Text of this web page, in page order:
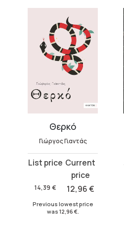
Θερκό
Γιώργος Γιαντάς
14,39 €
Original
was:
12,96€
Current
is:
Previous lowest price
was 12,96 €.